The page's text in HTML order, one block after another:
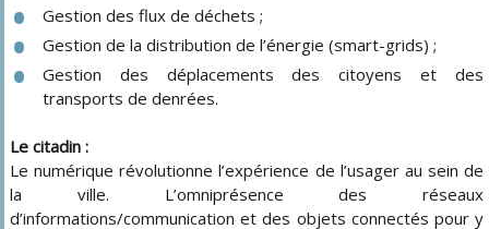
Gestion des flux de déchets ;
Gestion de la distribution de l’énergie (smart-grids) ;
Gestion des déplacements des citoyens et des
transports de denrées.
Le citadin :
Le numérique révolutionne l’expérience de l’usager au sein de
la ville. L’omniprésence des réseaux
d’informations/communication et des objets connectés pour y